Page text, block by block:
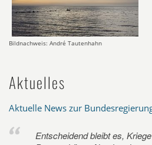
Bildnachweis: André Tautenhahn
Aktuelles
Aktuelle News zur
Entscheidend bleibt es,